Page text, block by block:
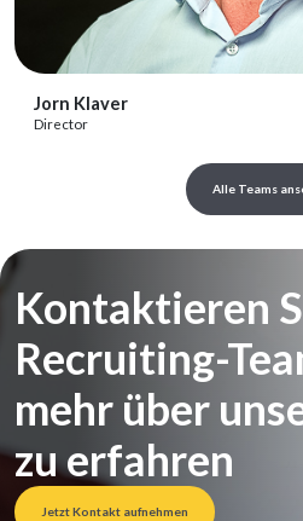
View Profile
Daan Fokkema
Director
Alle Teams
Kontaktieren
Recruiting-
mehr über
zu erfahren
Jetzt Kontakt aufnehmen